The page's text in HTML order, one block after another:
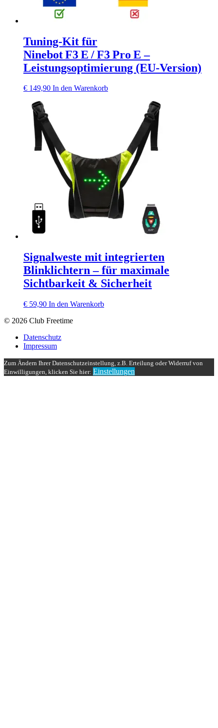
Tuning‑Kit für
Ninebot F3 E / F3 Pro E –
Leistungsoptimierung (EU‑Version)
€ 149,90 In den Warenkorb
Signalweste mit integrierten
Blinklichtern – für maximale
Sichtbarkeit & Sicherheit
€ 59,90 In den Warenkorb
© 2026 Club Freetime
Datenschutz
Impressum
Zum Ändern Ihrer Datenschutzeinstellung, z.B. Erteilung oder Widerruf von
Einwilligungen, klicken Sie hier: Einstellungen